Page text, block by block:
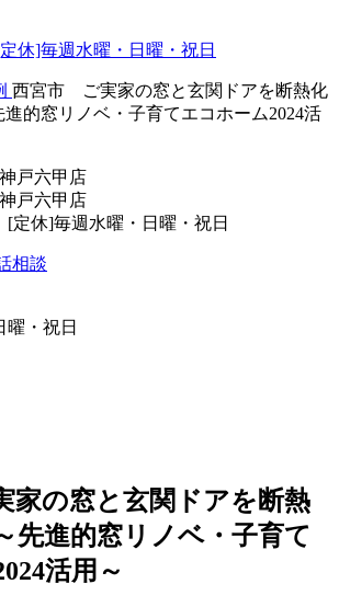
休]毎週水曜・日曜・祝日
西宮市 ご実家の窓と玄関ドアを断熱化
的窓リノベ・子育てエコホーム2024活
定休]毎週水曜・日曜・祝日
相談
曜・祝日
の窓と玄関ドアを断熱
進的窓リノベ・子育て
活用～